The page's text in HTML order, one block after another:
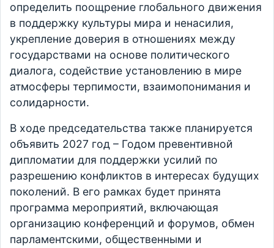
определить поощрение глобального движения
в поддержку культуры мира и ненасилия,
укрепление доверия в отношениях между
государствами на основе политического
диалога, содействие установлению в мире
атмосферы терпимости, взаимопонимания и
солидарности.
В ходе председательства также планируется
объявить 2027 год – Годом превентивной
дипломатии для поддержки усилий по
разрешению конфликтов в интересах будущих
поколений. В его рамках будет принята
программа мероприятий, включающая
организацию конференций и форумов, обмен
парламентскими, общественными и